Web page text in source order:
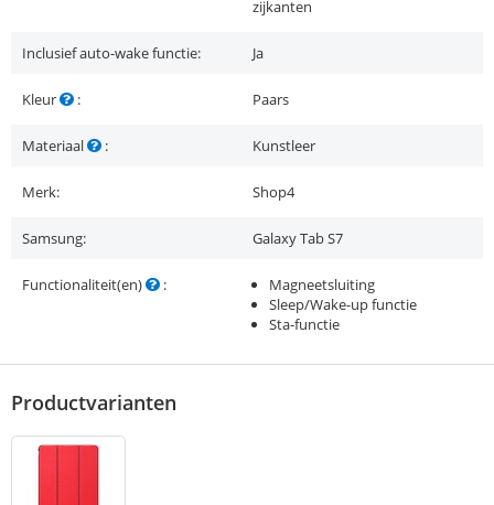
zijkanten
Inclusief auto-wake functie: Ja
Kleur : Paars
Materiaal : Kunstleer
Merk: Shop4
Samsung: Galaxy Tab S7
Functionaliteit(en) :
Magneetsluiting
Sleep/Wake-up functie
Sta-functie
Productvarianten